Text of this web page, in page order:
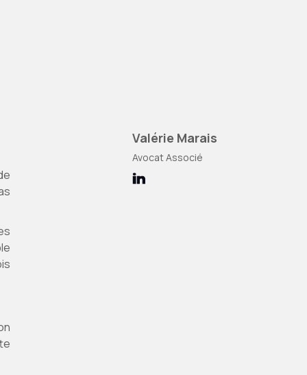
Valérie Marais
Avocat Associé